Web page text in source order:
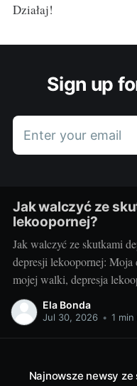
Działaj!
Sign up
Enter your email
Jak walczyć ze
lekoopornej?
Jak walczyć ze skutkami
depresji lekoopornej: Moja
mojej walki, depresja
Czułam, że znajduję się w
czasem, zaczęłam
Ela Bonda
Jul 30, 2026 • 1 min
Najnowsze newsy